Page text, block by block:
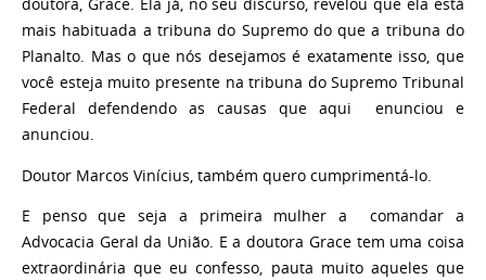
doutora, Grace. Ela já, no seu discurso, revelou que ela está
mais habituada a tribuna do Supremo do que a tribuna do
Planalto. Mas o que nós desejamos é exatamente isso, que
você esteja muito presente na tribuna do Supremo Tribunal
Federal defendendo as causas que aqui enunciou e
anunciou.
Doutor Marcos Vinícius, também quero cumprimentá-lo.
E penso que seja a primeira mulher a comandar a
Advocacia Geral da União. E a doutora Grace tem uma coisa
extraordinária que eu confesso, pauta muito aqueles que